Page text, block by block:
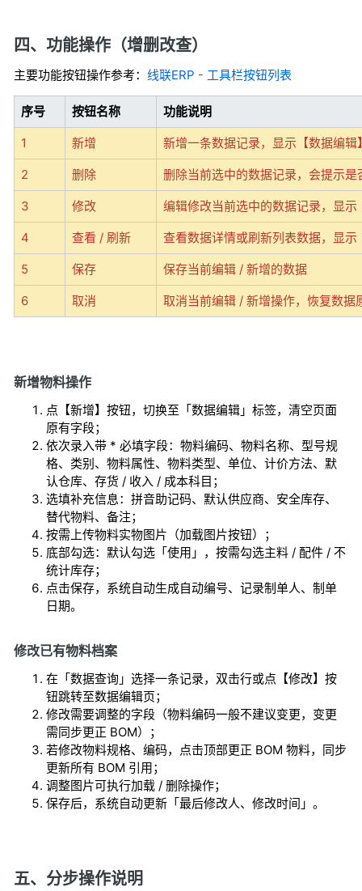
四、功能操作（增删改查）
主要功能按钮操作参考： 线联ERP - 工具栏按钮列表
序号 按钮名称 功能说明
1 新增 新增一条数据记录，显示【数据编辑
2 删除 删除当前选中的数据记录，会提示
3 修改 编辑修改当前选中的数据记录，显示
4 查看 / 刷新 查看数据详情或刷新列表数据，显示
5 保存 保存当前编辑 / 新增的数据
6 取消 取消当前编辑 / 新增操作，恢复数据
新增物料操作
点【新增】按钮，切换至「数据编辑」标签，清空页面
原有字段；
依次录入带 * 必填字段：物料编码、物料名称、型号规
格、类别、物料属性、物料类型、单位、计价方法、默
认仓库、存货 / 收入 / 成本科目；
选填补充信息：拼音助记码、默认供应商、安全库存、
替代物料、备注；
按需上传物料实物图片（加载图片按钮）；
底部勾选：默认勾选「使用」，按需勾选主料 / 配件 / 不
统计库存；
点击保存，系统自动生成自动编号、记录制单人、制单
日期。
修改已有物料档案
在「数据查询」选择一条记录，双击行或点【修改】按
钮跳转至数据编辑页；
修改需要调整的字段（物料编码一般不建议变更，变更
需同步更正 BOM）；
若修改物料规格、编码，点击顶部更正 BOM 物料，同步
更新所有 BOM 引用；
调整图片可执行加载 / 删除操作；
保存后，系统自动更新「最后修改人、修改时间」。
五、分步操作说明